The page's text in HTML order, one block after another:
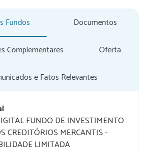
Fundos Documentos
Complementares Oferta
e Fatos Relevantes
FUNDO DE INVESTIMENTO
CREDITÓRIOS MERCANTIS -
LIMITADA